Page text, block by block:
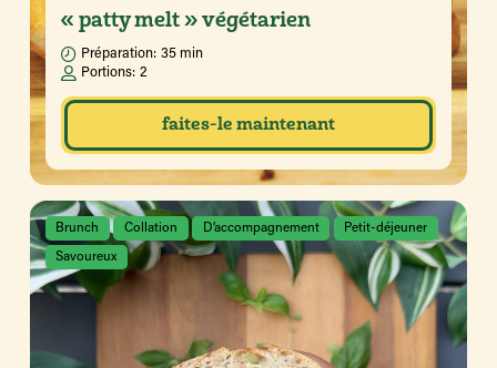
« patty melt » végétarien
Préparation: 35 min
Portions: 2
faites-le maintenant
Brunch Collation D’accompagnement Petit-déjeuner
Savoureux